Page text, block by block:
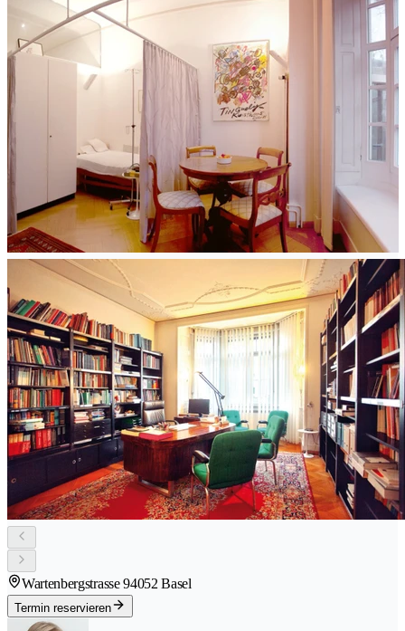
Wartenbergstrasse 94052 Basel
Termin reservieren